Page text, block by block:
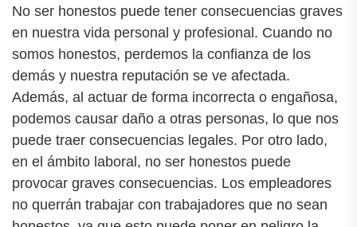
No ser honestos puede tener consecuencias graves
en nuestra vida personal y profesional. Cuando no
somos honestos, perdemos la confianza de los
demás y nuestra reputación se ve afectada.
Además, al actuar de forma incorrecta o engañosa,
podemos causar daño a otras personas, lo que nos
puede traer consecuencias legales. Por otro lado,
en el ámbito laboral, no ser honestos puede
provocar graves consecuencias. Los empleadores
no querrán trabajar con trabajadores que no sean